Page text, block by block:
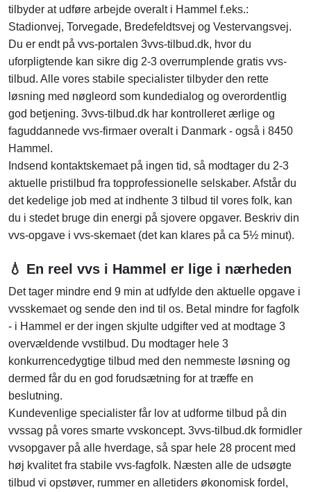
tilbyder at udføre arbejde overalt i Hammel f.eks.:
Stadionvej, Torvegade, Bredefeldtsvej og Vestervangsvej.
Du er endt på vvs-portalen 3vvs-tilbud.dk, hvor du
uforpligtende kan sikre dig 2-3 overrumplende gratis vvs-
tilbud. Alle vores stabile specialister tilbyder den rette
løsning med nøgleord som kundedialog og overordentlig
god betjening. 3vvs-tilbud.dk har kontrolleret ærlige og
faguddannede vvs-firmaer overalt i Danmark - også i 8450
Hammel.
Indsend kontaktskemaet på ingen tid, så modtager du 2-3
aktuelle pristilbud fra topprofessionelle selskaber. Afstår du
det kedelige job med at indhente 3 tilbud til vores folk, kan
du i stedet bruge din energi på sjovere opgaver. Beskriv din
vvs-opgave i vvs-skemaet (det kan klares på ca 5½ minut).
💧 En reel vvs i Hammel er lige i nærheden
Det tager mindre end 9 min at udfylde den aktuelle opgave i
vvsskemaet og sende den ind til os. Betal mindre for fagfolk
- i Hammel er der ingen skjulte udgifter ved at modtage 3
overvældende vvstilbud. Du modtager hele 3
konkurrencedygtige tilbud med den nemmeste løsning og
dermed får du en god forudsætning for at træffe en
beslutning.
Kundevenlige specialister får lov at udforme tilbud på din
vvssag på vores smarte vvskoncept. 3vvs-tilbud.dk formidler
vvsopgaver på alle hverdage, så spar hele 28 procent med
høj kvalitet fra stabile vvs-fagfolk. Næsten alle de udsøgte
tilbud vi opstøver, rummer en alletiders økonomisk fordel,